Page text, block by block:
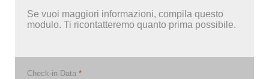
Se vuoi maggiori informazioni, compila questo
modulo. Ti ricontatteremo quanto prima possibile.
Check-in Data *